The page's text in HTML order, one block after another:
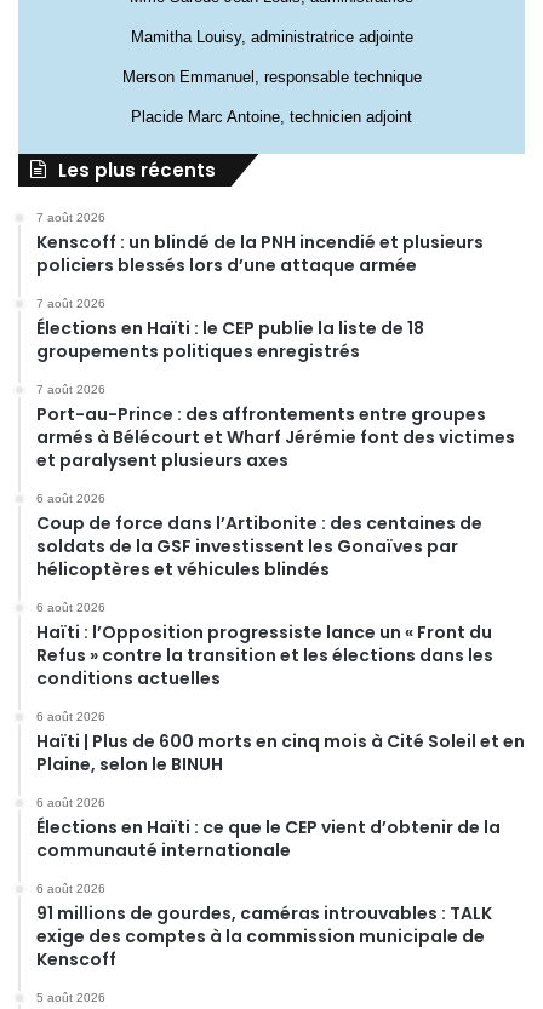
Mamitha Louisy, administratrice adjointe
Merson Emmanuel, responsable technique
Placide Marc Antoine, technicien adjoint
Les plus récents
7 août 2026
Kenscoff : un blindé de la PNH incendié et plusieurs
policiers blessés lors d’une attaque armée
7 août 2026
Élections en Haïti : le CEP publie la liste de 18
groupements politiques enregistrés
7 août 2026
Port-au-Prince : des affrontements entre groupes
armés à Bélécourt et Wharf Jérémie font des victimes
et paralysent plusieurs axes
6 août 2026
Coup de force dans l’Artibonite : des centaines de
soldats de la GSF investissent les Gonaïves par
hélicoptères et véhicules blindés
6 août 2026
Haïti : l’Opposition progressiste lance un « Front du
Refus » contre la transition et les élections dans les
conditions actuelles
6 août 2026
Haïti | Plus de 600 morts en cinq mois à Cité Soleil et en
Plaine, selon le BINUH
6 août 2026
Élections en Haïti : ce que le CEP vient d’obtenir de la
communauté internationale
6 août 2026
91 millions de gourdes, caméras introuvables : TALK
exige des comptes à la commission municipale de
Kenscoff
5 août 2026